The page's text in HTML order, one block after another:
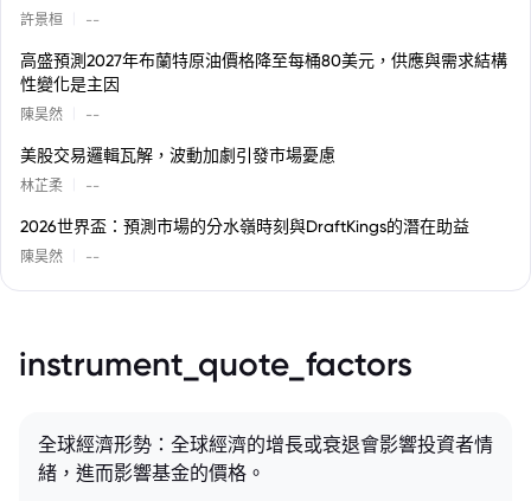
許景桓 --
高盛預測2027年布蘭特原油價格降至每桶80美元，供應與需求結構
性變化是主因
陳昊然 --
美股交易邏輯瓦解，波動加劇引發市場憂慮
林芷柔 --
2026世界盃：預測市場的分水嶺時刻與DraftKings的潛在助益
陳昊然 --
instrument_quote_factors
全球經濟形勢：全球經濟的增長或衰退會影響投資者情
緒，進而影響基金的價格。